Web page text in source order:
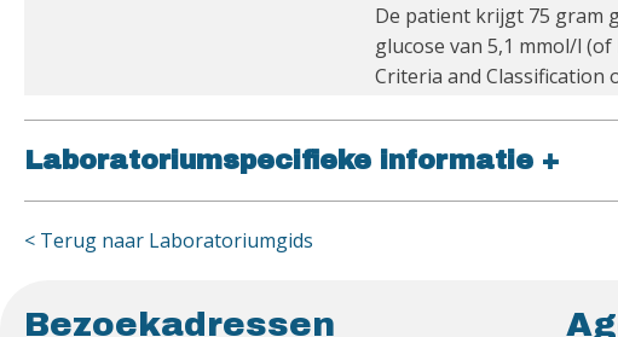
De patient krijgt 75 gram
glucose van 5,1 mmol/l
Criteria and Classification
Laboratoriumspecifieke informatie +
< Terug naar Laboratoriumgids
Bezoekadressen